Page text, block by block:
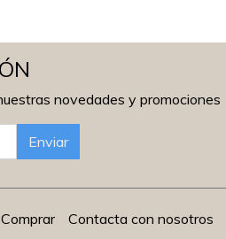
novedades y promociones
Enviar
Contacta con nosotros